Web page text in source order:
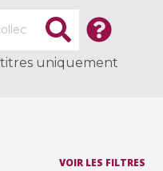
uniquement
VOIR LES FILTRES